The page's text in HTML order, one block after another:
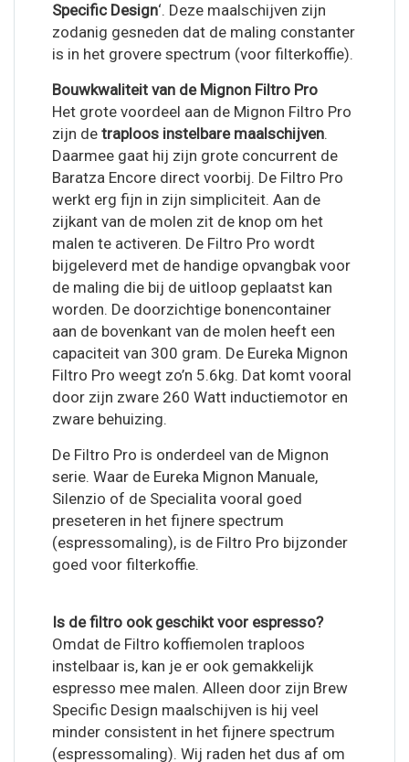
Specific Design‘. Deze maalschijven zijn
zodanig gesneden dat de maling constanter
is in het grovere spectrum (voor filterkoffie).
Bouwkwaliteit van de Mignon Filtro Pro
Het grote voordeel aan de Mignon Filtro Pro
zijn de traploos instelbare maalschijven.
Daarmee gaat hij zijn grote concurrent de
Baratza Encore direct voorbij. De Filtro Pro
werkt erg fijn in zijn simpliciteit. Aan de
zijkant van de molen zit de knop om het
malen te activeren. De Filtro Pro wordt
bijgeleverd met de handige opvangbak voor
de maling die bij de uitloop geplaatst kan
worden. De doorzichtige bonencontainer
aan de bovenkant van de molen heeft een
capaciteit van 300 gram. De Eureka Mignon
Filtro Pro weegt zo’n 5.6kg. Dat komt vooral
door zijn zware 260 Watt inductiemotor en
zware behuizing.
De Filtro Pro is onderdeel van de Mignon
serie. Waar de Eureka Mignon Manuale,
Silenzio of de Specialita vooral goed
preseteren in het fijnere spectrum
(espressomaling), is de Filtro Pro bijzonder
goed voor filterkoffie.
Is de filtro ook geschikt voor espresso?
Omdat de Filtro koffiemolen traploos
instelbaar is, kan je er ook gemakkelijk
espresso mee malen. Alleen door zijn Brew
Specific Design maalschijven is hij veel
minder consistent in het fijnere spectrum
(espressomaling). Wij raden het dus af om